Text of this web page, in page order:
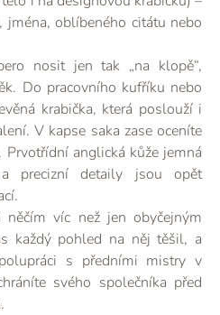
oblíbeného citátu nebo
nosit jen tak „na klopě“,
Do pracovního kufříku nebo
krabička, která poslouží i
V kapse saka zase oceníte
anglická kůže jemná
precizní detaily jsou opět
něčím víc než jen obyčejným
každý pohled na něj těšil, a
s předními mistry v
svého společníka před